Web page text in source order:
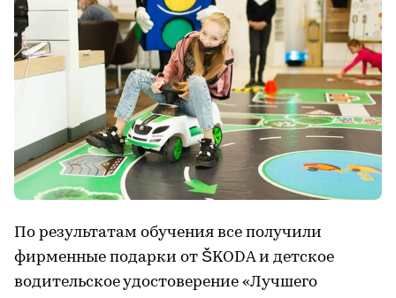
По результатам обучения все получили
фирменные подарки от ŠKODA и детское
водительское удостоверение «Лучшего